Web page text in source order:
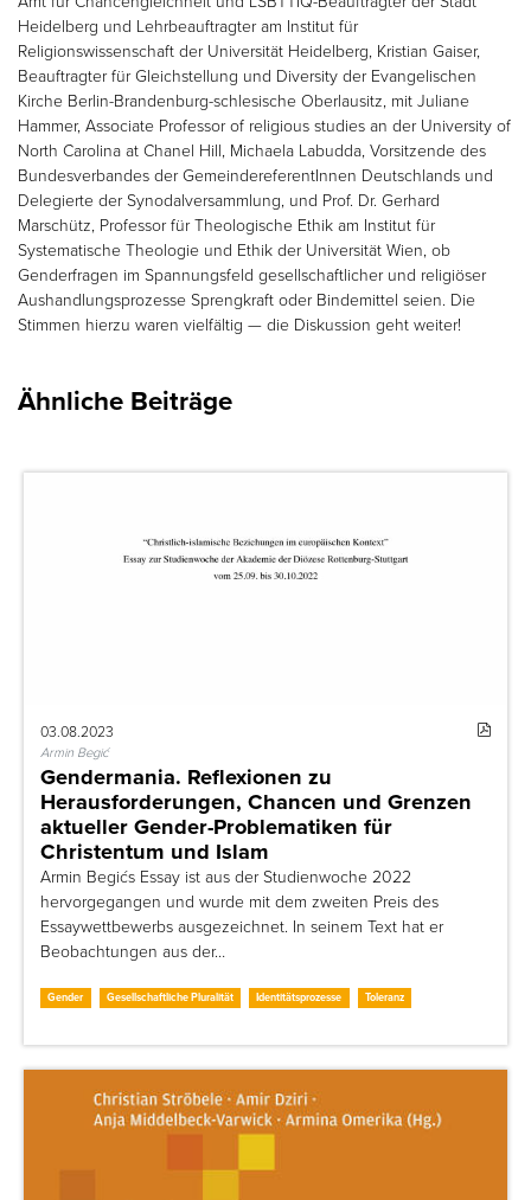
Heidelberg und Lehrbeauftragter am Institut für
Religionswissenschaft der Universität Heidelberg, Kristian Gaiser,
Beauftragter für Gleichstellung und Diversity der Evangelischen
Kirche Berlin-Brandenburg-schlesische Oberlausitz, mit Juliane
Hammer, Associate Professor of religious studies an der University of
North Carolina at Chanel Hill, Michaela Labudda, Vorsitzende des
Bundesverbandes der GemeindereferentInnen Deutschlands und
Delegierte der Synodalversammlung, und Prof. Dr. Gerhard
Marschütz, Professor für Theologische Ethik am Institut für
Systematische Theologie und Ethik der Universität Wien, ob
Genderfragen im Spannungsfeld gesellschaftlicher und religiöser
Aushandlungsprozesse Sprengkraft oder Bindemittel seien. Die
Stimmen hierzu waren vielfältig — die Diskussion geht weiter!
Ähnliche Beiträge
03.08.2023
Armin Begić
Gendermania. Reflexionen zu
Herausforderungen, Chancen und Grenzen
aktueller Gender-Problematiken für
Christentum und Islam
Armin Begićs Essay ist aus der Studienwoche 2022
hervorgegangen und wurde mit dem zweiten Preis des
Essaywettbewerbs ausgezeichnet. In seinem Text hat er
Beobachtungen aus der…
Gender Gesellschaftliche Pluralität Identitätsprozesse Toleranz